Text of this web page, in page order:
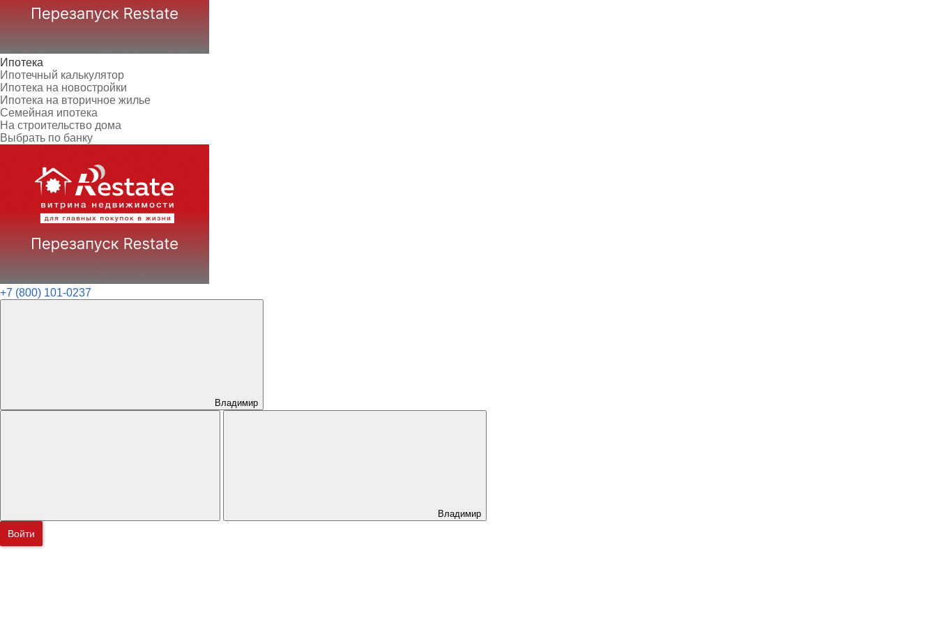
Ипотека
Ипотечный калькулятор
Ипотека на новостройки
Ипотека на вторичное жилье
Семейная ипотека
На строительство дома
Выбрать по банку
+7 (800) 101-0237
Владимир
Владимир
Войти